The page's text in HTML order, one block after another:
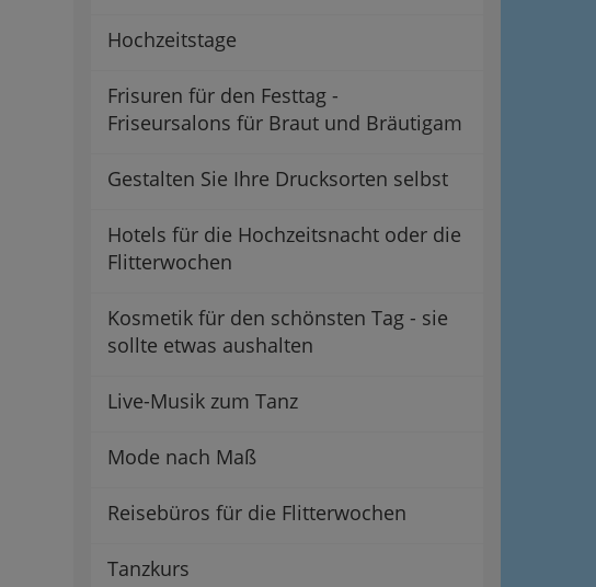
Hochzeitstage
Frisuren für den Festtag -
Friseursalons für Braut und Bräutigam
Gestalten Sie Ihre Drucksorten selbst
Hotels für die Hochzeitsnacht oder die
Flitterwochen
Kosmetik für den schönsten Tag - sie
sollte etwas aushalten
Live-Musik zum Tanz
Mode nach Maß
Reisebüros für die Flitterwochen
Tanzkurs